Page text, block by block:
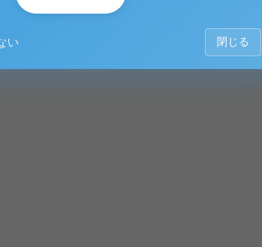
い 閉じる